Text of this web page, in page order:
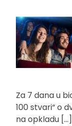
Za 7 dana u
100 stvari“ o
na opkladu […]